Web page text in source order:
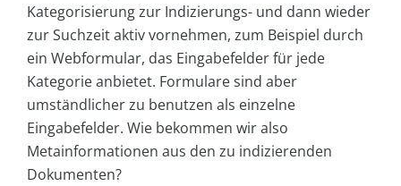
Kategorisierung zur Indizierungs- und dann wieder
zur Suchzeit aktiv vornehmen, zum Beispiel durch
ein Webformular, das Eingabefelder für jede
Kategorie anbietet. Formulare sind aber
umständlicher zu benutzen als einzelne
Eingabefelder. Wie bekommen wir also
Metainformationen aus den zu indizierenden
Dokumenten?